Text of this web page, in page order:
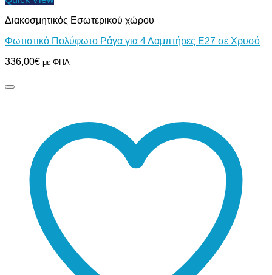
Διακοσμητικός Εσωτερικού χώρου
Φωτιστικό Πολύφωτο Ράγα για 4 Λαμπτήρες E27 σε Χρυσό
336,00€ με ΦΠΑ